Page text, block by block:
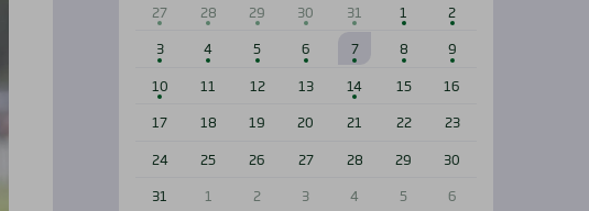
27
28 29 30 31 1
2
3
4 5 6 7 8
9
10
11 12 13 14 15
16
17
18 19 20 21 22
23
24
25 26 27 28 29
30
31
1 2 3 4 5 6